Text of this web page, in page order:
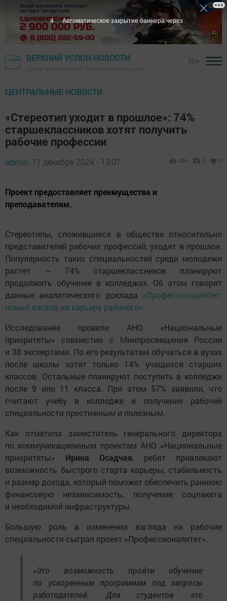
ВЕРХНИЙ УСЛОН НОВОСТИ
ЦЕНТРАЛЬНЫЕ НОВОСТИ
«Стереотип уходит в прошлое»: 74%
старшеклассников хотят получить
рабочие профессии
admin, 11 декабря 2024 - 13:07 436 0 0
Проект предоставляет преимущества и
преподавателям.
Стереотипы, сложившиеся в обществе относительно
представителей рабочих профессий, уходят в прошлое.
Популярность таких специальностей среди молодежи
растет — 74% старшеклассников планируют
продолжить обучение в колледжах. Об этом говорят
данные аналитического доклада «Профессионалитет:
новый взгляд на карьеру рабочего».
Исследование провели АНО «Национальные
приоритеты» совместно с Минпросвещения России
и 38 экспертами. По его результатам обучаться в вузах
после школы хотят только 14% учащихся старших
классов. Остальные планируют поступить в колледжи
после 9 или 11 класса. При этом 57% заявили, что
считают учебу в колледже и получение рабочей
специальности престижным и полезным.
Как отметила заместитель генерального директора
по коммуникационным проектам АНО «Национальные
приоритеты» Ирина Осадчая, ребят привлекают
возможность быстрого старта карьеры, стабильность
и размер дохода, который поможет обеспечить раннюю
финансовую независимость, получение соцпакета
и необходимой инфраструктуры.
Большую роль в изменении взгляда на рабочие
специальности сыграл проект «Профессионалитет».
«Это возможность пройти обучение
по ускоренным программам под запросы
работодателей. Для студентов это
3 Автоматическое закрытие баннера через